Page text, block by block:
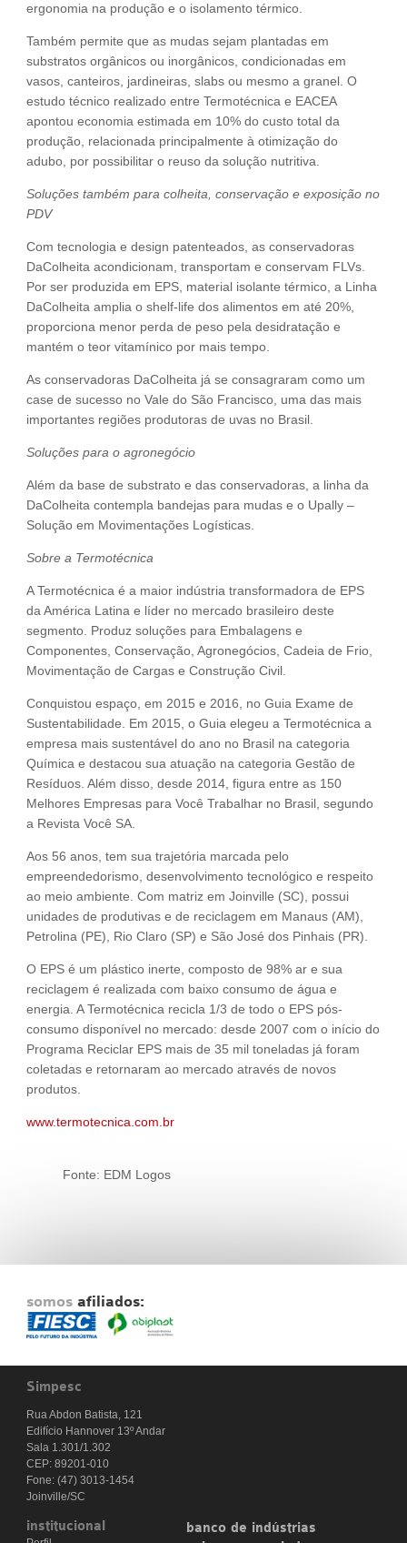
ergonomia na produção e o isolamento térmico.
Também permite que as mudas sejam plantadas em
substratos orgânicos ou inorgânicos, condicionadas em
vasos, canteiros, jardineiras, slabs ou mesmo a granel. O
estudo técnico realizado entre Termotécnica e EACEA
apontou economia estimada em 10% do custo total da
produção, relacionada principalmente à otimização do
adubo, por possibilitar o reuso da solução nutritiva.
Soluções também para colheita, conservação e exposição no
PDV
Com tecnologia e design patenteados, as conservadoras
DaColheita acondicionam, transportam e conservam FLVs.
Por ser produzida em EPS, material isolante térmico, a Linha
DaColheita amplia o shelf-life dos alimentos em até 20%,
proporciona menor perda de peso pela desidratação e
mantém o teor vitamínico por mais tempo.
As conservadoras DaColheita já se consagraram como um
case de sucesso no Vale do São Francisco, uma das mais
importantes regiões produtoras de uvas no Brasil.
Soluções para o agronegócio
Além da base de substrato e das conservadoras, a linha da
DaColheita contempla bandejas para mudas e o Upally –
Solução em Movimentações Logísticas.
Sobre a Termotécnica
A Termotécnica é a maior indústria transformadora de EPS
da América Latina e líder no mercado brasileiro deste
segmento. Produz soluções para Embalagens e
Componentes, Conservação, Agronegócios, Cadeia de Frio,
Movimentação de Cargas e Construção Civil.
Conquistou espaço, em 2015 e 2016, no Guia Exame de
Sustentabilidade. Em 2015, o Guia elegeu a Termotécnica a
empresa mais sustentável do ano no Brasil na categoria
Química e destacou sua atuação na categoria Gestão de
Resíduos. Além disso, desde 2014, figura entre as 150
Melhores Empresas para Você Trabalhar no Brasil, segundo
a Revista Você SA.
Aos 56 anos, tem sua trajetória marcada pelo
empreendedorismo, desenvolvimento tecnológico e respeito
ao meio ambiente. Com matriz em Joinville (SC), possui
unidades de produtivas e de reciclagem em Manaus (AM),
Petrolina (PE), Rio Claro (SP) e São José dos Pinhais (PR).
O EPS é um plástico inerte, composto de 98% ar e sua
reciclagem é realizada com baixo consumo de água e
energia. A Termotécnica recicla 1/3 de todo o EPS pós-
consumo disponível no mercado: desde 2007 com o início do
Programa Reciclar EPS mais de 35 mil toneladas já foram
coletadas e retornaram ao mercado através de novos
produtos.
www.termotecnica.com.br
Fonte: EDM Logos
somos afiliados:
Simpesc
Rua Abdon Batista, 121
Edifício Hannover 13º Andar
Sala 1.301/1.302
CEP: 89201-010
Fone: (47) 3013-1454
Joinville/SC
institucional
banco de indústrias